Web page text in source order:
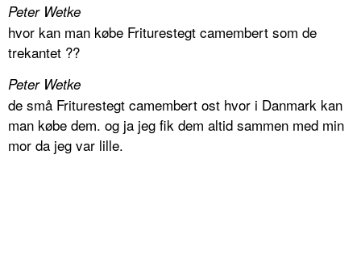
Peter Wetke
hvor kan man købe Friturestegt camembert som de
trekantet ??
Peter Wetke
de små Friturestegt camembert ost hvor i Danmark kan
man købe dem. og ja jeg fik dem altid sammen med min
mor da jeg var lille.